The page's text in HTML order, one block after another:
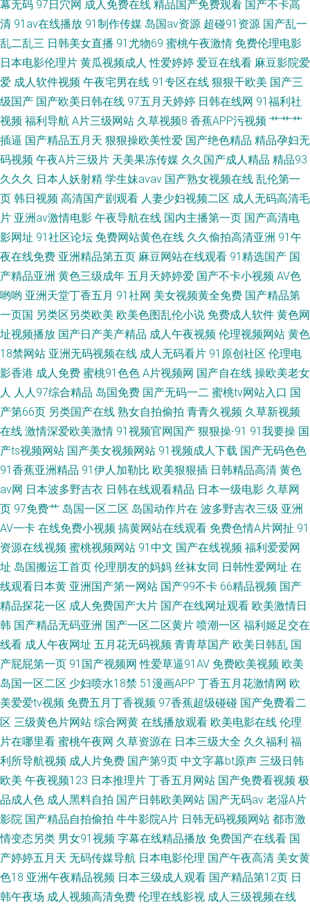
幕无码 97日穴网 成人免费在线 精品国产免费观看 国产不卡高
清 91av在线播放 91制作传媒 岛国av资源 超碰91资源 国产乱一
乱二乱三 日韩美女直播 91尤物69 蜜桃午夜激情 免费伦理电影
日本电影伦理片 黄瓜视频成人 性爱婷婷 爱豆在线看 麻豆影院爱
爱 成人软件视频 午夜宅男在线 91专区在线 狠狠干欧美 国产三
级国产 国产欧美日韩在线 97五月天婷婷 日韩在线网 91福利社
视频 福利导航 A片三级网站 久草视频8 香蕉APP污视频 艹艹艹
插逼 国产精品五月天 狠狠操欧美性爱 国产绝色精品 精品孕妇无
码视频 午夜A片三级片 天美果冻传媒 久久国产成人精品 精品93
久久久 日本人妖射精 学生妹avav 国产熟女视频在线 乱伦第一
页 韩日视频 高清国产剧观看 人妻少妇视频二区 成人无码高清毛
片 亚洲av激情电影 午夜导航在线 国内主播第一页 国产高清电
影网址 91社区论坛 免费网站黄色在线 久久偷拍高清亚洲 91午
夜在线免费 亚洲精品第五页 麻豆网站在线观看 91精选国产 国
产精品亚洲 黄色三级成年 五月天婷婷爱 国产不卡小视频 AV色
哟哟 亚洲天堂丁香五月 91社网 美女视频黄全免费 国产精品第
一页国 另类区另类欧美 欧美色图乱伦小说 免费成人软件 黄色网
址视频播放 国产日产美产精品 成人午夜视频 伦理视频网站 黄色
18禁网站 亚洲无码视频在线 成人无码看片 91原创社区 伦理电
影香港 成人免费 蜜桃91色色 A片视频网 国产自在线 操欧美老女
人 人人97综合精品 岛国免费 国产无码一二 蜜桃tv网站入口 国
产第66页 另类国产在线 熟女自拍偷拍 青青久视频 久草新视频
在线 激情深爱欧美激情 91视频官网国产 狠狠操-91 91我要操 国
产ts视频网站 国产美女视频网站 91视频成人下载 国产无码色色
91香蕉亚洲精品 91伊人加勒比 欧美狠狠插 日韩精品高清 黄色
av网 日本波多野吉衣 日韩在线观看精品 日本一级电影 久草网
页 97免费艹 岛国一区二区 岛国动作片在 波多野吉衣三级 亚洲
AV一卡 在线免费小视频 搞黄网站在线观看 免费色情A片网扯 91
资源在线视频 蜜桃视频网站 91中文 国产在线视频 福利爱爱网
址 岛国搬运工首页 伦理朋友的妈妈 丝袜女同 日韩性爱网址 在
线观看日本黄 亚洲国产第一网站 国产99不卡 66精品视频 国产
精品探花一区 成人免费国产大片 国产在线网址观看 欧美激情日
韩 国产精品无码亚洲 国产一区二区黄片 喷潮一区 福利姬足交在
线看 成人午夜网址 五月花无码视频 青青草国产 欧美日韩乱 国
产屁屁第一页 91国产视频网 性爱草逼91AV 免费欧美视频 欧美
岛国一区二区 少妇喷水18禁 51漫画APP 丁香五月花激情网 欧
美爱爱tv视频 免费五月丁香视频 97香蕉超级碰碰 国产免费看二
区 三级黄色片网站 综合网黄 在线播放观看 欧美电影在线 伦理
片在哪里看 蜜桃午夜网 久草资源在 日本三级大全 久久福利 福
利所导航视频 成人片免费 国产第9页 中文字幕bt原声 三级日韩
欧美 午夜视频123 日本推理片 丁香五月网站 国产免费看视频 极
品成人色 成人黑料自拍 国产日韩欧美网站 国产无码av 老湿A片
影院 国产精品自拍偷拍 牛牛影院A片 日韩无码视频网站 都市激
情变态另类 男女91视频 字幕在线精品播放 免费国产在线看 国
产婷婷五月天 无码传媒导航 日本电影伦理 国产午夜高清 美女黄
色18 亚洲午夜精品视频 日本三级成人观看 国产精品第12页 日
韩午夜场 成人视频高清免费 伦理在线影视 成人三级视频在线